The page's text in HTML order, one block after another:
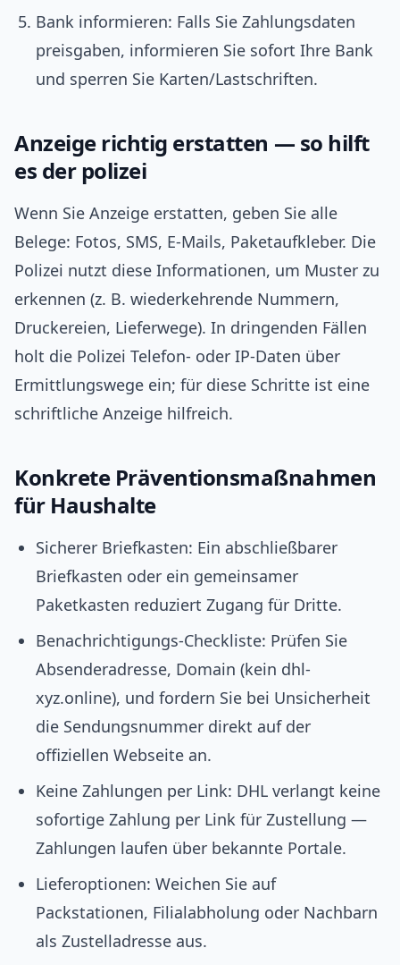
Bank informieren: Falls Sie Zahlungsdaten
preisgaben, informieren Sie sofort Ihre Bank
und sperren Sie Karten/Lastschriften.
Anzeige richtig erstatten — so hilft
es der polizei
Wenn Sie Anzeige erstatten, geben Sie alle
Belege: Fotos, SMS, E-Mails, Paketaufkleber. Die
Polizei nutzt diese Informationen, um Muster zu
erkennen (z. B. wiederkehrende Nummern,
Druckereien, Lieferwege). In dringenden Fällen
holt die Polizei Telefon- oder IP-Daten über
Ermittlungswege ein; für diese Schritte ist eine
schriftliche Anzeige hilfreich.
Konkrete Präventionsmaßnahmen
für Haushalte
Sicherer Briefkasten: Ein abschließbarer
Briefkasten oder ein gemeinsamer
Paketkasten reduziert Zugang für Dritte.
Benachrichtigungs-Checkliste: Prüfen Sie
Absenderadresse, Domain (kein dhl-
xyz.online), und fordern Sie bei Unsicherheit
die Sendungsnummer direkt auf der
offiziellen Webseite an.
Keine Zahlungen per Link: DHL verlangt keine
sofortige Zahlung per Link für Zustellung —
Zahlungen laufen über bekannte Portale.
Lieferoptionen: Weichen Sie auf
Packstationen, Filialabholung oder Nachbarn
als Zustelladresse aus.